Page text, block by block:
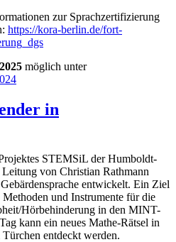
zur Sprachzertifizierung
https://kora-berlin.de/fort-
möglich unter
in
STEMSiL der Humboldt-
von Christian Rathmann
entwickelt. Ein Ziel
und Instrumente für die
Hörbehinderung in den MINT-
kann ein neues Mathe-Rätsel in
entdeckt werden.